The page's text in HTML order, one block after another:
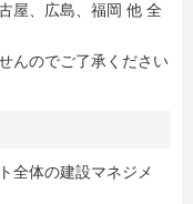
屋、広島、福岡 他 全
んのでご了承ください
全体の建設マネジメ